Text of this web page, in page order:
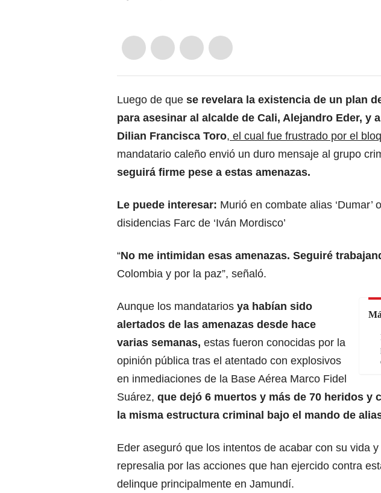
Luego de que se revelara la existencia de un plan
para asesinar al alcalde de Cali, Alejandro Eder, y
Dilian Francisca Toro, el cual fue frustrado por el
mandatario caleño envió un duro mensaje al grupo
seguirá firme pese a estas amenazas.
Le puede interesar: Murió en combate alias ‘Dumar’
disidencias Farc de ‘Iván Mordisco’
“No me intimidan esas amenazas. Seguiré
Colombia y por la paz”, señaló.
Aunque los mandatarios ya habían sido
alertados de las amenazas desde hace
varias semanas, estas fueron conocidas por la
opinión pública tras el atentado con explosivos
en inmediaciones de la Base Aérea Marco Fidel
Suárez, que dejó 6 muertos y más de 70 heridos y
la misma estructura criminal bajo el mando de
Eder aseguró que los intentos de acabar con su vida
represalia por las acciones que han ejercido contra
delinque principalmente en Jamundí.